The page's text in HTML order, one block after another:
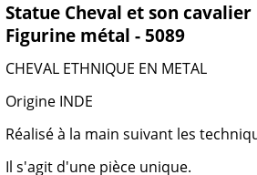
Statue Cheval et son
Figurine métal - 5089
CHEVAL ETHNIQUE EN METAL
Origine INDE
Réalisé à la main suivant les
Il s'agit d'une pièce unique.